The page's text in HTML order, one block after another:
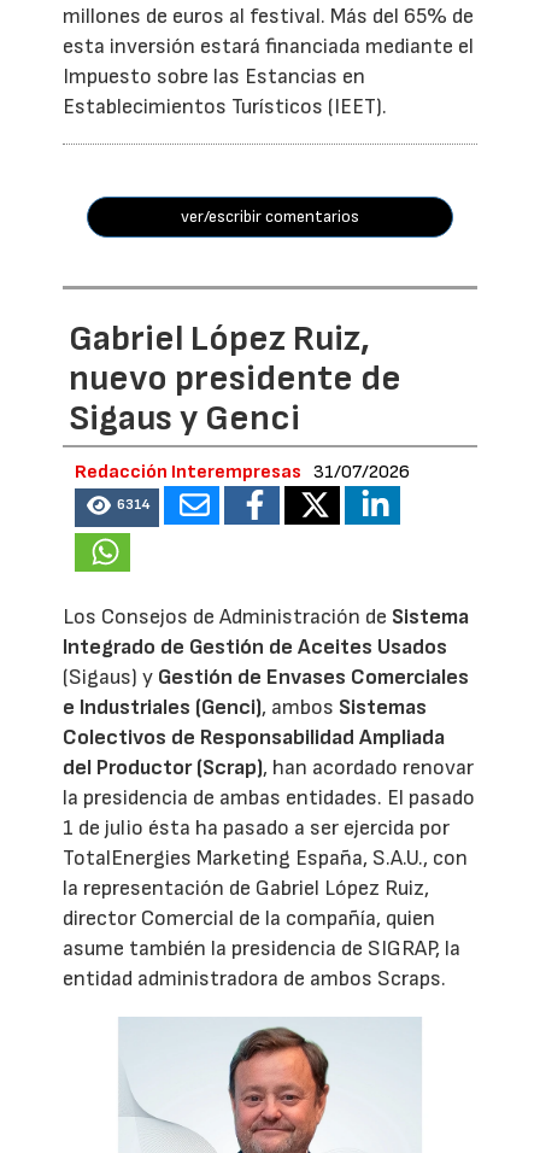
millones de euros al festival. Más del 65% de
esta inversión estará financiada mediante el
Impuesto sobre las Estancias en
Establecimientos Turísticos (IEET).
ver/escribir comentarios
Gabriel López Ruiz,
nuevo presidente de
Sigaus y Genci
Redacción Interempresas 31/07/2026
6314
Los Consejos de Administración de Sistema
Integrado de Gestión de Aceites Usados
(Sigaus) y Gestión de Envases Comerciales
e Industriales (Genci), ambos Sistemas
Colectivos de Responsabilidad Ampliada
del Productor (Scrap), han acordado renovar
la presidencia de ambas entidades. El pasado
1 de julio ésta ha pasado a ser ejercida por
TotalEnergies Marketing España, S.A.U., con
la representación de Gabriel López Ruiz,
director Comercial de la compañía, quien
asume también la presidencia de SIGRAP, la
entidad administradora de ambos Scraps.